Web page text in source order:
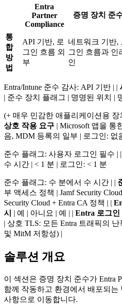
Entra
Partner
Compliance
증명 장치 준
통
합
방
법
API 기반, 로
그인 흐름 외
부
네트워크 기반,
그인 흐름과 인
인
Entra/Intune 준수 감사: API 기반 | |
| 준수 장치 플래그 | 명명된 위치 |
(+ 매우 민감한 애플리케이션용 장
상호 작용 요구 | Microsoft 앱을 통
음, MDM 등록의 일부 | 로그인: 없
준수 플래그: 사용자 로그인 필수 | |
수 시간 | < 1 분 | 로그인: < 1 분
준수 플래그: 수 분에서 수 시간 | |
부 액세스 정책 | Jamf Security
Security Cloud + Entra CA 정책 | |
시
| 예 | 아니요 | 예 | | Entra 로그인
| 상호 TLS: 모든 Entra 트래픽의
및 MitM 저항성) |
솔루션 개요
이 섹션은 증명 장치 준수가 Entra
함께 작동하고 환경에서 배포되는
사항으로 이동합니다.